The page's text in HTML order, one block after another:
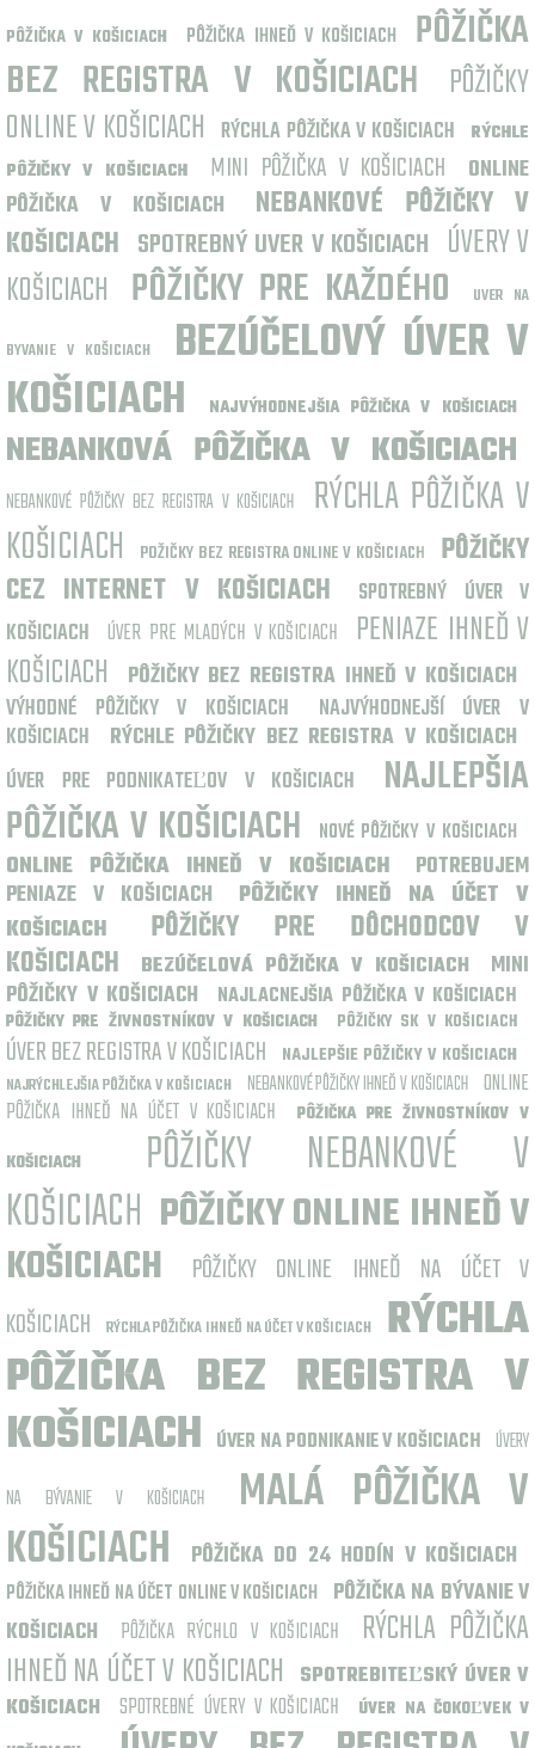
PÔŽIČKA V KOŠICIACH PÔŽIČKA IHNEĎ V KOŠICIACH
PÔŽIČKA
BEZ REGISTRA V KOŠICIACH
PÔŽIČKY
ONLINE V KOŠICIACH RÝCHLA PÔŽIČKA V KOŠICIACH
RÝCHLE
PÔŽIČKY V KOŠICIACH
MINI PÔŽIČKA V KOŠICIACH
ONLINE
PÔŽIČKA V KOŠICIACH
NEBANKOVÉ PÔŽIČKY V
KOŠICIACH SPOTREBNÝ UVER V KOŠICIACH ÚVERY V
KOŠICIACH PÔŽIČKY PRE KAŽDÉHO UVER NA
BYVANIE V KOŠICIACH
BEZÚČELOVÝ ÚVER V
KOŠICIACH
NAJVÝHODNEJŠIA PÔŽIČKA V KOŠICIACH
NEBANKOVÁ PÔŽIČKA V KOŠICIACH
NEBANKOVÉ PÔŽIČKY BEZ REGISTRA V KOŠICIACH
RÝCHLA PÔŽIČKA V
KOŠICIACH
POŽIČKY BEZ REGISTRA ONLINE V KOŠICIACH
PÔŽIČKY
CEZ INTERNET V KOŠICIACH
SPOTREBNÝ ÚVER V
KOŠICIACH ÚVER PRE MLADÝCH V KOŠICIACH
PENIAZE IHNEĎ V
KOŠICIACH
PÔŽIČKY BEZ REGISTRA IHNEĎ V KOŠICIACH
VÝHODNÉ PÔŽIČKY V KOŠICIACH
NAJVÝHODNEJŠÍ ÚVER V
KOŠICIACH
RÝCHLE PÔŽIČKY BEZ REGISTRA V KOŠICIACH
ÚVER PRE PODNIKATEĽOV V KOŠICIACH
NAJLEPŠIA
PÔŽIČKA V KOŠICIACH
NOVÉ PÔŽIČKY V KOŠICIACH
ONLINE PÔŽIČKA IHNEĎ V KOŠICIACH
POTREBUJEM
PENIAZE V KOŠICIACH
PÔŽIČKY IHNEĎ NA ÚČET V
KOŠICIACH
PÔŽIČKY PRE DÔCHODCOV V
KOŠICIACH
BEZÚČELOVÁ PÔŽIČKA V KOŠICIACH
MINI
PÔŽIČKY V KOŠICIACH
NAJLACNEJŠIA PÔŽIČKA V KOŠICIACH
PÔŽIČKY PRE ŽIVNOSTNÍKOV V KOŠICIACH PÔŽIČKY SK V KOŠICIACH
ÚVER BEZ REGISTRA V KOŠICIACH NAJLEPŠIE PÔŽIČKY V KOŠICIACH
NAJRÝCHLEJŠIA PÔŽIČKA V KOŠICIACH NEBANKOVÉ PÔŽIČKY IHNEĎ V KOŠICIACH ONLINE
PÔŽIČKA IHNEĎ NA ÚČET V KOŠICIACH
PÔŽIČKA PRE ŽIVNOSTNÍKOV V
KOŠICIACH
PÔŽIČKY NEBANKOVÉ V
KOŠICIACH PÔŽIČKY ONLINE IHNEĎ V
KOŠICIACH
PÔŽIČKY ONLINE IHNEĎ NA ÚČET V
KOŠICIACH
RÝCHLA PÔŽIČKA IHNEĎ NA ÚČET V KOŠICIACH
RÝCHLA
PÔŽIČKA BEZ REGISTRA V
KOŠICIACH ÚVER NA PODNIKANIE V KOŠICIACH ÚVERY
NA BÝVANIE V KOŠICIACH
MALÁ PÔŽIČKA V
KOŠICIACH
PÔŽIČKA DO 24 HODÍN V KOŠICIACH
PÔŽIČKA IHNEĎ NA ÚČET ONLINE V KOŠICIACH PÔŽIČKA NA BÝVANIE V
KOŠICIACH
PÔŽIČKA RÝCHLO V KOŠICIACH
RÝCHLA PÔŽIČKA
IHNEĎ NA ÚČET V KOŠICIACH
SPOTREBITEĽSKÝ ÚVER V
KOŠICIACH
SPOTREBNÉ ÚVERY V KOŠICIACH
ÚVER NA ČOKOĽVEK V